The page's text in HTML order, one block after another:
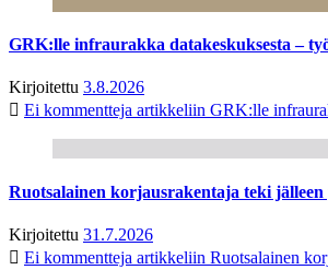
GRK:lle infraurakka datakeskuksesta –
Kirjoitettu 3.8.2026
Ei kommentteja artikkeliin GRK:lle
Ruotsalainen korjausrakentaja teki
Kirjoitettu 31.7.2026
Ei kommentteja artikkeliin Ruotsalainen